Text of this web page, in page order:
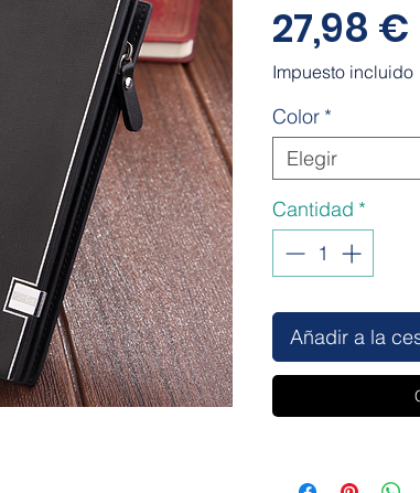
27,98 €
Impuesto incluido
Color *
Elegir
Cantidad *
Añadir a la